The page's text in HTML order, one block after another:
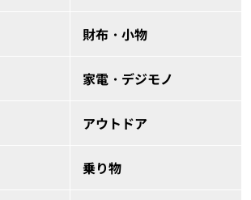
財布・小物
家電・デジモノ
アウトドア
乗り物